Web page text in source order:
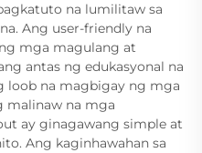
na lumilitaw sa
Ang user-friendly na
mga magulang at
antas ng edukasyonal na
loob na magbigay ng mga
malinaw na mga
ay ginagawang simple at
Ang kaginhawahan sa